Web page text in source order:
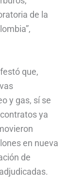
de la
que,
y gas, sí se
ya
en nueva
de